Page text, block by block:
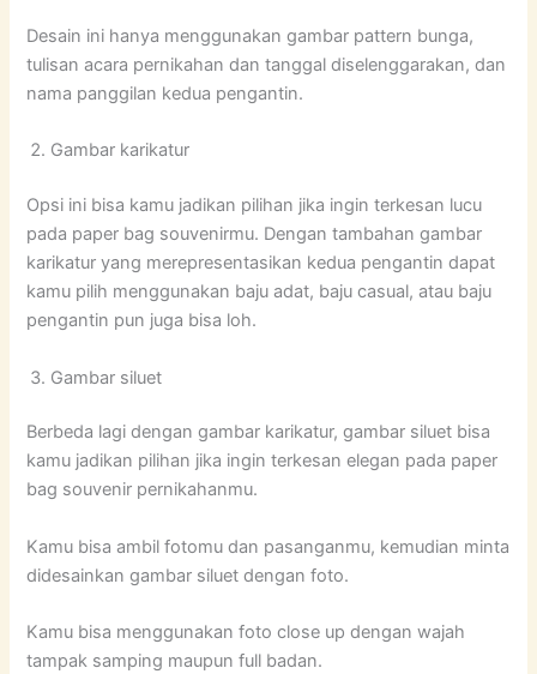
Desain ini hanya menggunakan gambar pattern bunga,
tulisan acara pernikahan dan tanggal diselenggarakan, dan
nama panggilan kedua pengantin.
Gambar karikatur
Opsi ini bisa kamu jadikan pilihan jika ingin terkesan lucu
pada paper bag souvenirmu. Dengan tambahan gambar
karikatur yang merepresentasikan kedua pengantin dapat
kamu pilih menggunakan baju adat, baju casual, atau baju
pengantin pun juga bisa loh.
Gambar siluet
Berbeda lagi dengan gambar karikatur, gambar siluet bisa
kamu jadikan pilihan jika ingin terkesan elegan pada paper
bag souvenir pernikahanmu.
Kamu bisa ambil fotomu dan pasanganmu, kemudian minta
didesainkan gambar siluet dengan foto.
Kamu bisa menggunakan foto close up dengan wajah
tampak samping maupun full badan.